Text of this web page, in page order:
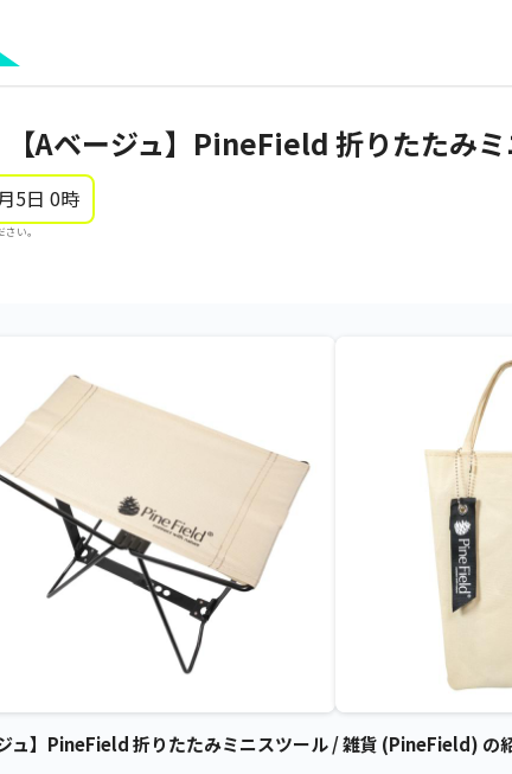
Aベージュ】PineField 折りたたみ
5日 0時
い。
ュ】PineField 折りたたみミニスツール / 雑貨 (PineField) の